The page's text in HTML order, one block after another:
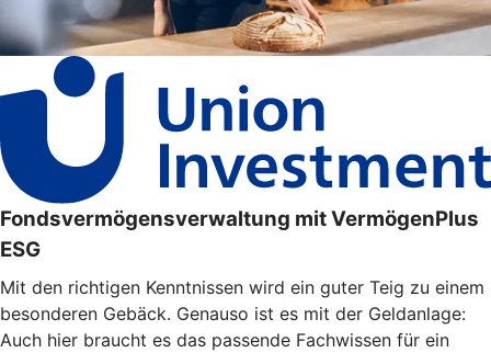
Fondsvermögensverwaltung mit VermögenPlus
ESG
Mit den richtigen Kenntnissen wird ein guter Teig zu einem
besonderen Gebäck. Genauso ist es mit der Geldanlage:
Auch hier braucht es das passende Fachwissen für ein